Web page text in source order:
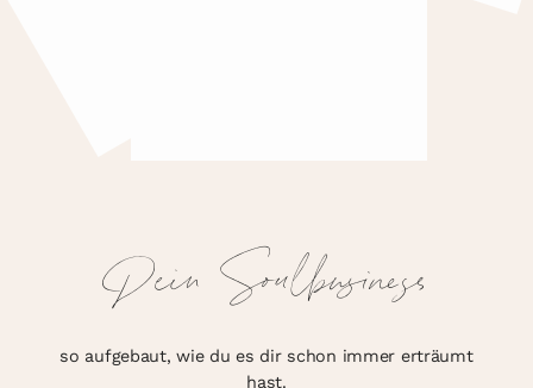
Dein Soulbusiness
so aufgebaut, wie du es dir schon immer erträumt
hast.